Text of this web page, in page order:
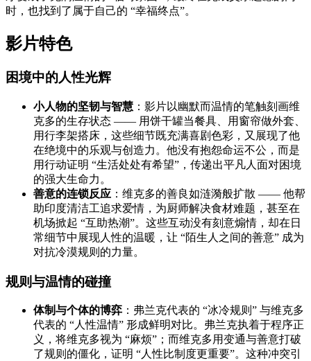
时，也找到了属于自己的 “幸福终点”。
影片特色
困境中的人性光辉
小人物的坚韧与智慧 ：影片以幽默而温情的笔触刻画维
克多的生存状态 —— 用饼干罐当餐具、用窗帘做外套、
用行李架搭床，这些细节既充满喜剧色彩，又展现了他
在绝境中的乐观与创造力。他没有抱怨命运不公，而是
用行动证明 “生活处处有希望”，传递出平凡人面对困境
的强大生命力。
善意的连锁反应 ：维克多的善良如涟漪般扩散 —— 他帮
助印度清洁工追求爱情，为厨师解决食材难题，甚至在
机场掀起 “互助热潮”。这些互动没有刻意煽情，却在日
常细节中展现人性的温暖，让 “陌生人之间的善意” 成为
对抗冷漠规则的力量。
规则与温情的碰撞
体制与个体的博弈 ：弗兰克代表的 “冰冷规则” 与维克多
代表的 “人性温情” 形成鲜明对比。弗兰克执着于程序正
义，将维克多视为 “麻烦”；而维克多用变通与善意打破
了规则的僵化，证明 “人性比制度更重要”。这种冲突引